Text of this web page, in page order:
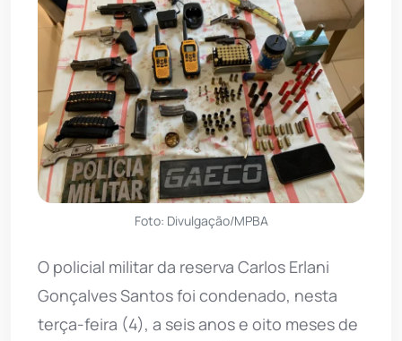
Foto: Divulgação/MPBA
O policial militar da reserva Carlos Erlani
Gonçalves Santos foi condenado, nesta
terça-feira (4), a seis anos e oito meses de